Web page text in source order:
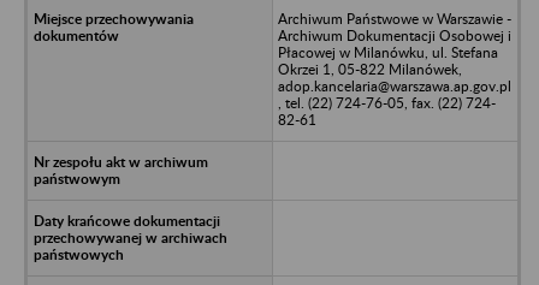
Archiwum Państwowe w Warszawie -
Archiwum Dokumentacji Osobowej i
Płacowej w Milanówku, ul. Stefana
Okrzei 1, 05-822 Milanówek,
adop.kancelaria@warszawa.ap.gov.pl
, tel. (22) 724-76-05, fax. (22) 724-
82-61